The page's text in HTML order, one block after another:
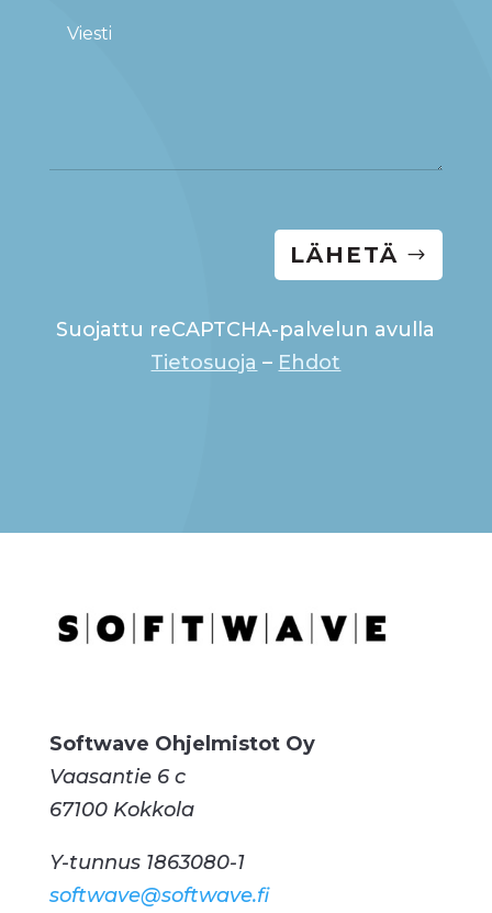
LÄHETÄ
Suojattu reCAPTCHA-palvelun avulla
Tietosuoja – Ehdot
Softwave Ohjelmistot Oy
Vaasantie 6 c
67100 Kokkola
Y-tunnus 1863080-1
softwave@softwave.fi